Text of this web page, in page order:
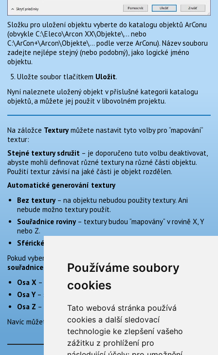
Používáme soubory
cookies
Tato webová stránka používá
cookies a další sledovací
technologie ke zlepšení vašeho
zážitku z prohlížení pro
Složku pro uložení objektu vyberte do katalogu objektů ArConu
(obvykle C:\Eleco\Arcon XX\Objekte\… nebo
C:\ArCon+\Arcon\Objekte\… podle verze ArConu). Název souboru
zadejte nejlépe stejný (nebo podobný), jako logické jméno
objektu.
Uložte soubor tlačítkem Uložit.
Nyní naleznete uložený objekt v příslušné kategorii katalogu
objektů, a můžete jej použít v libovolném projektu.
Na záložce Texturymůžete nastavit tyto volby pro “mapování“
textur:
Stejné textury sdružit – je doporučeno tuto volbu deaktivovat,
abyste mohli definovat různé textury na různé části objektu.
Použití textur závisí na jaké části je objekt rozdělen.
Automatické generování textury
Bez textury– na objektu nebudou použity textury. Ani
nebude možno textury použít.
Souřadnice roviny– textury budou “mapovány“ v rovině X, Y
nebo Z.
Sférické souřadnice
Pokud vyberete volbu
souřadnice , můžete určit směr roviny pomocí volebSouřadnice
Osa X – směr “mapovací“ roviny je kolmo na osu X.
Osa Y– směr “mapovací“ roviny je kolmo na osu Y.
Osa Z – směr “mapovací“ roviny je kolmo na osu Z.
Navíc můžete určit rozměry textury.